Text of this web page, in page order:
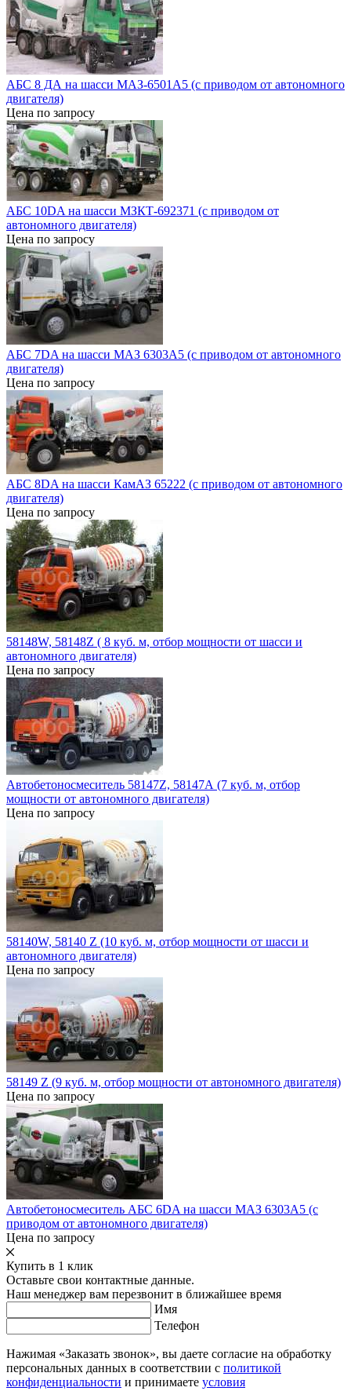
АБС 8 ДА на шасси МАЗ-6501А5 (с приводом от автономного
двигателя)
Цена по запросу
АБС 10DA на шасси МЗКТ-692371 (с приводом от
автономного двигателя)
Цена по запросу
АБС 7DA на шасси МАЗ 6303А5 (с приводом от автономного
двигателя)
Цена по запросу
АБС 8DA на шасси КамАЗ 65222 (с приводом от автономного
двигателя)
Цена по запросу
58148W, 58148Z ( 8 куб. м, отбор мощности от шасси и
автономного двигателя)
Цена по запросу
Автобетоносмеситель 58147Z, 58147А (7 куб. м, отбор
мощности от автономного двигателя)
Цена по запросу
58140W, 58140 Z (10 куб. м, отбор мощности от шасси и
автономного двигателя)
Цена по запросу
58149 Z (9 куб. м, отбор мощности от автономного двигателя)
Цена по запросу
Автобетоносмеситель АБС 6DA на шасси МАЗ 6303А5 (с
приводом от автономного двигателя)
Цена по запросу
Купить в 1 клик
Оставьте свои контактные данные.
Наш менеджер вам перезвонит в ближайшее время
Имя
Телефон
Нажимая «Заказать звонок», вы даете согласие на обработку
персональных данных в соответствии с политикой
конфиденциальности и принимаете условия